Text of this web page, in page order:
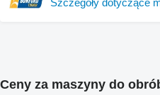
Szczegóły dotyczące
Ceny za maszyny do